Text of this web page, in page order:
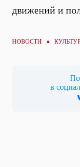
движений и
НОВОСТИ ●
в